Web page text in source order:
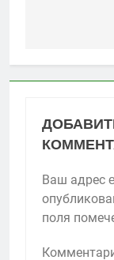
Ваш адрес
поля